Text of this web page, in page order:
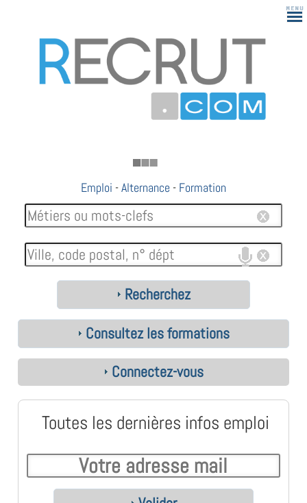
Emploi -Alternance - Formation
Recherchez
Consultez les formations
Connectez-vous
Toutes les dernières infos emploi